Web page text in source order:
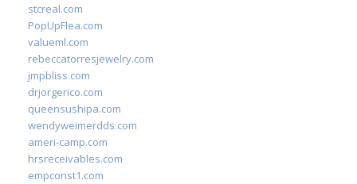
stcreal.com
PopUpFlea.com
valueml.com
rebeccatorresjewelry.com
jmpbliss.com
drjorgerico.com
queensushipa.com
wendyweimerdds.com
ameri-camp.com
hrsreceivables.com
empconst1.com